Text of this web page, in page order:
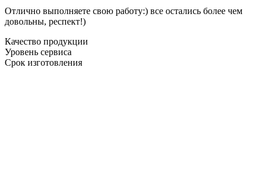
Отлично выполняете свою работу:) все остались более чем
довольны, респект!)
Качество продукции
Уровень сервиса
Срок изготовления